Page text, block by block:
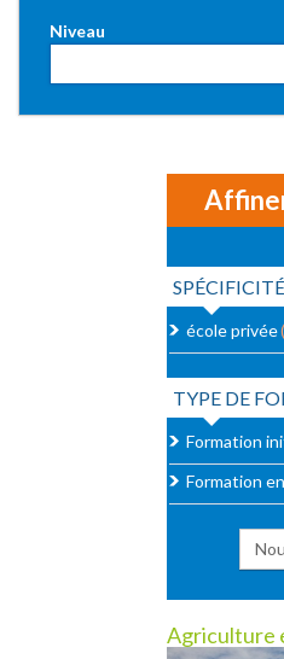
Niveau
SPÉCIFICITÉ
école privée
TYPE DE
Formation
Formation
Agriculture